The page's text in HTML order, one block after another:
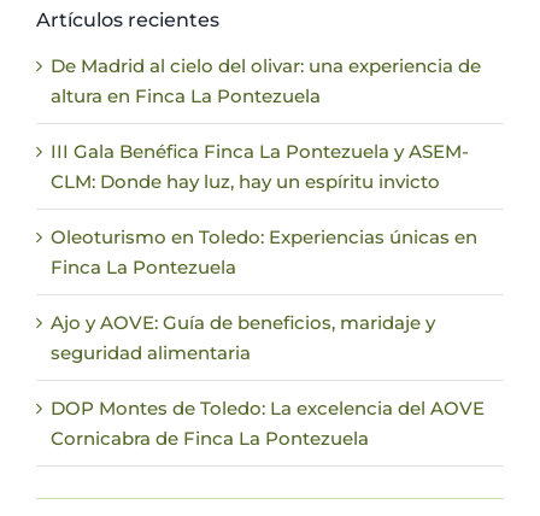
Artículos recientes
De Madrid al cielo del olivar: una experiencia de
altura en Finca La Pontezuela
III Gala Benéfica Finca La Pontezuela y ASEM-
CLM: Donde hay luz, hay un espíritu invicto
Oleoturismo en Toledo: Experiencias únicas en
Finca La Pontezuela
Ajo y AOVE: Guía de beneficios, maridaje y
seguridad alimentaria
DOP Montes de Toledo: La excelencia del AOVE
Cornicabra de Finca La Pontezuela